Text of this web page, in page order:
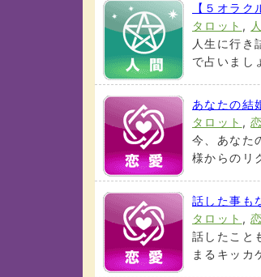
【５オラ
タロット ,
人生に行き
で占いまし
あなたの結
タロット ,
今、あなた
様からのリ
話した事も
タロット ,
話したこと
まるキッカ